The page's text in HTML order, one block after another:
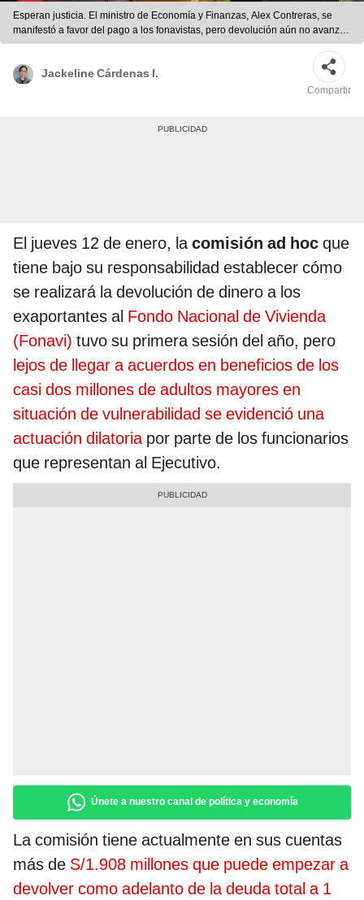
Esperan justicia. El ministro de Economía y Finanzas, Alex Contreras, se
manifestó a favor del pago a los fonavistas, pero devolución aún no avanza.
Foto: difusión
Jackeline Cárdenas I.
Compartir
El jueves 12 de enero, lacomisión ad hoc que
tiene bajo su responsabilidad establecer cómo
se realizará la devolución de dinero a los
exaportantes al Fondo Nacional de Vivienda
(Fonavi) tuvo su primera sesión del año, pero
lejos de llegar a acuerdos en beneficios de los
casi dos millones de adultos mayores en
situación de vulnerabilidad se evidenció una
actuación dilatoriapor parte de los funcionarios
que representan al Ejecutivo.
Únete a nuestro canal de política y economía
La comisión tiene actualmente en sus cuentas
más de S/1.908 millones que puede empezar a
devolver como adelanto de la deuda total a 1